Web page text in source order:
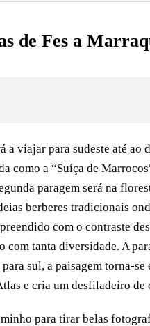
de Fes a
a viajar para sudeste até ao
como a “Suíça de
paragem será na
berberes tradicionais
com o contraste
tanta diversidade. A
sul, a paisagem torna-se
e cria um desfiladeiro de
para tirar belas